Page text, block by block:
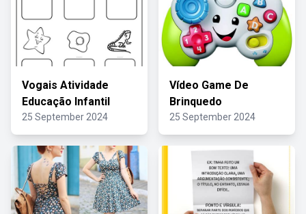
Vogais Atividade
Educação Infantil
25 September 2024
Vídeo Game De
Brinquedo
25 September 2024